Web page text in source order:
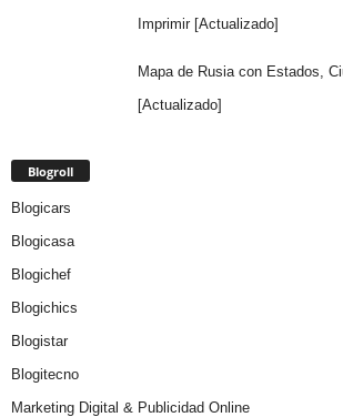
Imprimir [Actualizado]
Mapa de Rusia con Estados,
[Actualizado]
Blogroll
Blogicars
Blogicasa
Blogichef
Blogichics
Blogistar
Blogitecno
Marketing Digital & Publicidad Online